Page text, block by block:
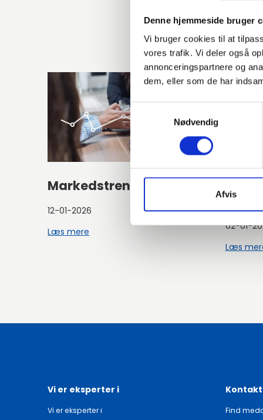
Denne hjemmeside bruger
Vi bruger cookies til at
vores trafik. Vi deler også
annonceringspartnere og
dem, eller som de har
Samtykkevalg
Nødvendig
Afvis
Markedstrends - Q1 2026
12-01-2026
Læs mere
02-01-
Læs
Vi er eksperter i
Vi er eksperter i
Kontakt
Find